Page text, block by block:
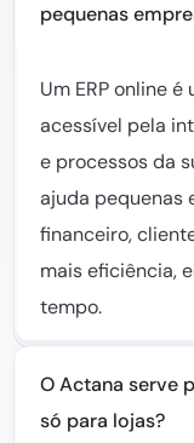
pequenas
Um ERP online
acessível pela
e processos da
ajuda pequenas
financeiro,
mais eficiência,
tempo.
O Actana serve
só para lojas?